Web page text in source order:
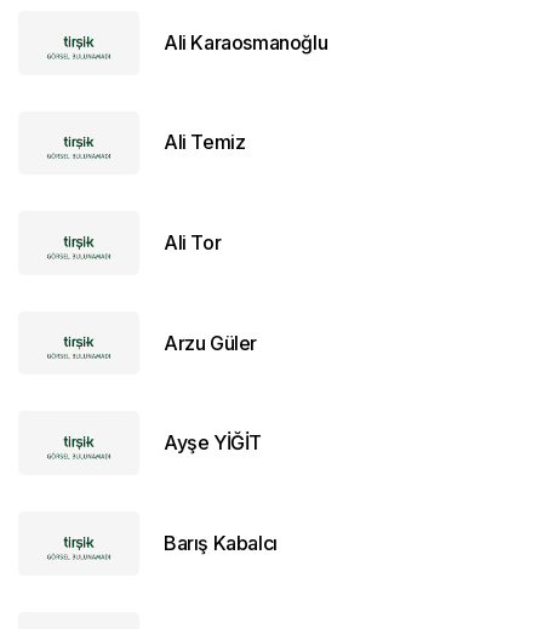
Ali Karaosmanoğlu
Ali Temiz
Ali Tor
Arzu Güler
Ayşe YİĞİT
Barış Kabalcı